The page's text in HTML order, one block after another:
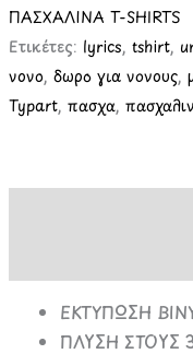
ΠΑΣΧΑΛΙΝΑ T-SHIRTS
Ετικέτες: lyrics,tshirt,
νονο,δωρο για νονους,
Typart,πασχα,
ΕΚΤΥΠΩΣΗ
ΠΛΥΣΗ ΣΤΟΥΣ